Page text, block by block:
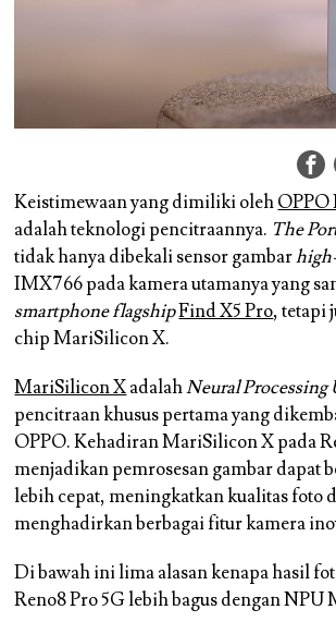
Keistimewaan yang dimiliki olehOPPO
adalah teknologi pencitraannya. The
tidak hanya dibekali sensor gambar
IMX766 pada kamera utamanya yang
smartphone flagshipFind X5 Pro, tetapi
chip MariSilicon X.
MariSilicon XadalahNeural
pencitraan khusus pertama yang
OPPO. Kehadiran MariSilicon X pada
menjadikan pemrosesan gambar dapat
lebih cepat, meningkatkan kualitas foto
menghadirkan berbagai fitur kamera
Di bawah ini lima alasan kenapa hasil
Reno8 Pro 5G lebih bagus dengan NPU